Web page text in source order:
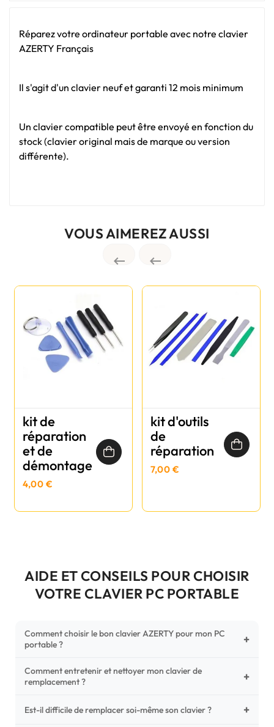
Réparez votre ordinateur portable avec notre clavier
AZERTY Français
Il s'agit d'un clavier neuf et garanti 12 mois minimum
Un clavier compatible peut être envoyé en fonction du
stock (clavier original mais de marque ou version
différente).
VOUS AIMEREZ AUSSI
 
kit de
réparation
et de
démontage
4,00 €
kit d'outils
de
réparation
7,00 €
AIDE ET CONSEILS POUR CHOISIR
VOTRE CLAVIER PC PORTABLE
Comment choisir le bon clavier AZERTY pour mon PC
portable ?
+
Pour ne pas vous tromper, vérifiez trois points critiques sur
votre clavier d'origine : la disposition (AZERTY Français), la
photos HD) et l'emplacement des fixations (vis ou clips) au
Comment entretenir et nettoyer mon clavier de
remplacement ?
+
Un entretien régulier prolonge la vie de vos touches.
Est-il difficile de remplacer soi-même son clavier ? +